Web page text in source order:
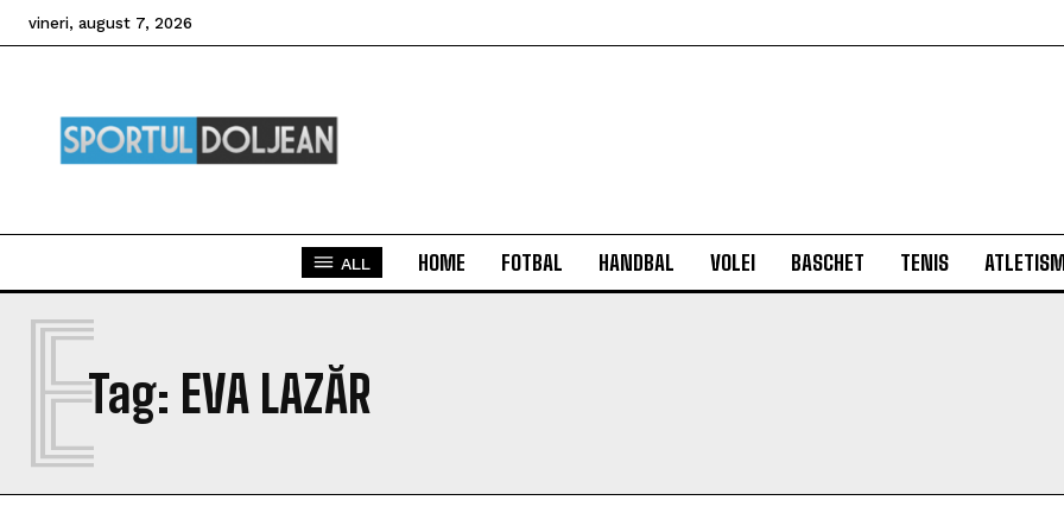
vineri, august 7, 2026
ALL HOME FOTBAL HANDBAL VOLEI BASCHET TENIS
Tag: EVA LAZĂR
E